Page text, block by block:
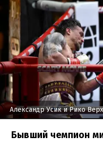
Александр Усик и Рико
Бывший чемпион